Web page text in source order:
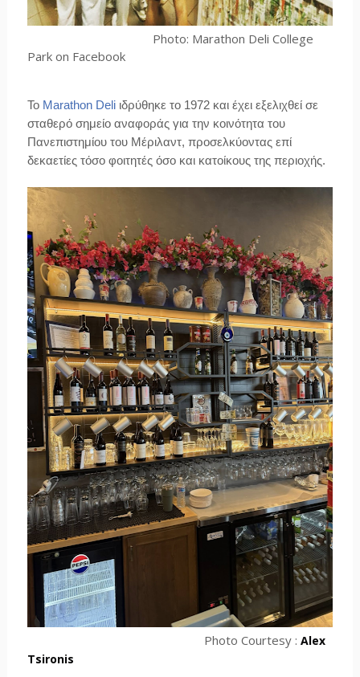
Photo: Marathon Deli College
Park on Facebook
Το Marathon Deli ιδρύθηκε το 1972 και έχει εξελιχθεί σε
σταθερό σημείο αναφοράς για την κοινότητα του
Πανεπιστημίου του Μέριλαντ, προσελκύοντας επί
δεκαετίες τόσο φοιτητές όσο και κατοίκους της περιοχής.
Photo Courtesy : Alex
Tsironis